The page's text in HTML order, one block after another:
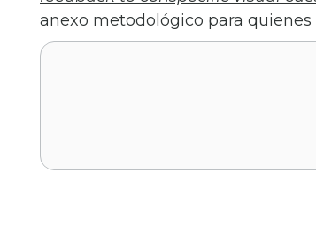
anexo metodológico para